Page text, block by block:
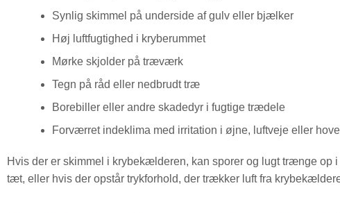
Synlig skimmel på underside af gulv eller bjælker
Høj luftfugtighed i kryberummet
Mørke skjolder på træværk
Tegn på råd eller nedbrudt træ
Borebiller eller andre skadedyr i fugtige trædele
Forværret indeklima med irritation i øjne, luftveje eller
Hvis der er skimmel i krybekælderen, kan sporer og lugt trænge op
tæt, eller hvis der opstår trykforhold, der trækker luft fra